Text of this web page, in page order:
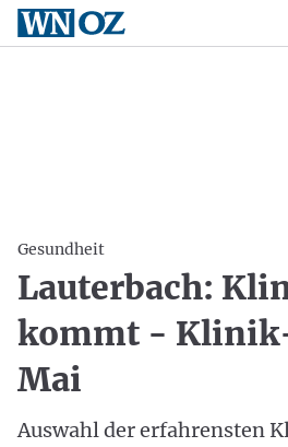
Gesundheit
Lauterbach:
kommt -
Mai
Auswahl der erfahrensten